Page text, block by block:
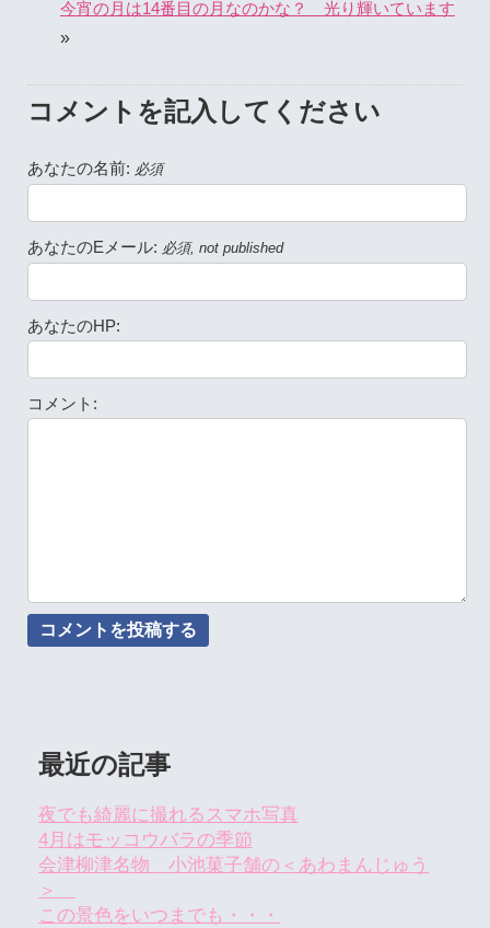
今宵の月は14番目の月なのかな？ 光り輝いています
»
コメントを記入してください
あなたの名前: 必須
あなたのEメール: 必須, not published
あなたのHP:
コメント:
最近の記事
夜でも綺麗に撮れるスマホ写真
4月はモッコウバラの季節
会津柳津名物 小池菓子舗の＜あわまんじゅう
＞
この景色をいつまでも・・・